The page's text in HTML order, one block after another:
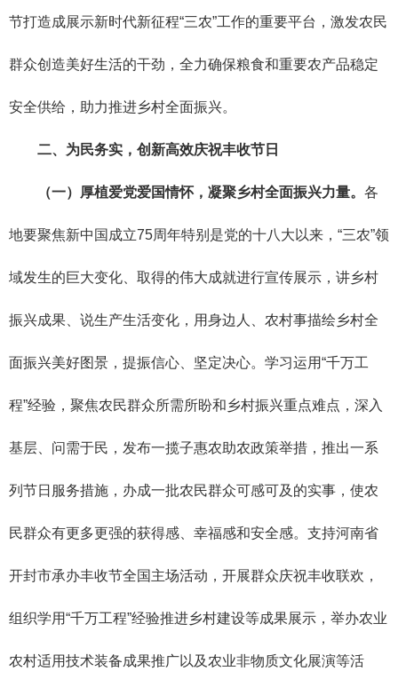
节打造成展示新时代新征程“三农”工作的重要平台，激发农民
群众创造美好生活的干劲，全力确保粮食和重要农产品稳定
安全供给，助力推进乡村全面振兴。
二、为民务实，创新高效庆祝丰收节日
（一）厚植爱党爱国情怀，凝聚乡村全面振兴力量。 各
地要聚焦新中国成立75周年特别是党的十八大以来，“三农”领
域发生的巨大变化、取得的伟大成就进行宣传展示，讲乡村
振兴成果、说生产生活变化，用身边人、农村事描绘乡村全
面振兴美好图景，提振信心、坚定决心。学习运用“千万工
程”经验，聚焦农民群众所需所盼和乡村振兴重点难点，深入
基层、问需于民，发布一揽子惠农助农政策举措，推出一系
列节日服务措施，办成一批农民群众可感可及的实事，使农
民群众有更多更强的获得感、幸福感和安全感。支持河南省
开封市承办丰收节全国主场活动，开展群众庆祝丰收联欢，
组织学用“千万工程”经验推进乡村建设等成果展示，举办农业
农村适用技术装备成果推广以及农业非物质文化展演等活